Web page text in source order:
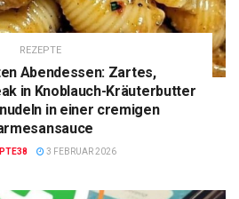
REZEPTE
Abendessen: Zartes,
in Knoblauch-Kräuterbutter
in einer cremigen
3 FEBRUAR 2026